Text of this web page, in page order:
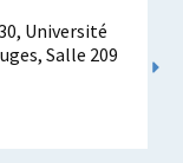
Université
Salle 209